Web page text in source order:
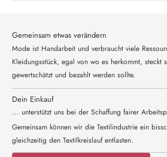
Gemeinsam etwas verändern
Mode ist Handarbeit und verbraucht viele
Kleidungsstück, egal von wo es herkommt, steckt
gewertschätzt und bezahlt werden sollte.
Dein Einkauf
... unterstützt uns bei der Schaffung fairer
Gemeinsam können wir die Textilindustrie ein
gleichzeitig den Textilkreislauf entlasten.